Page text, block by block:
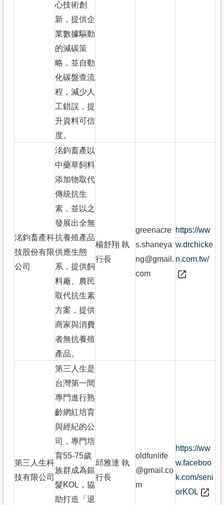
心技術創
新，提供企
業數據驅動
的減碳策
略，並自動
化碳盤查流
程，減少人
工錯誤，提
升資料可信
度。
洺鈞畜產科
技股份有限
公司
洺鈞畜產以
中藥草飼料
添加物取代
傳統抗生
素，並以之
發展出全無
抗養殖產品
供應生態
系，提供飼
料廠、農民
取代抗生素
方案，提供
商家與消費
者無抗養殖
產品。
楊舒翔 執
行長
greenacre
s.shaneya
ng@gmail.
com
https://ww
w.drchicke
n.com.tw/
第三人生科
技有限公司
第三人生是
台灣第一間
專門進行熟
齡網紅培育
與經紀的公
司，專門培
育55-75歲
族群成為銀
髮KOL，協
助打造「退
邱雅達 執
行長
oldfunlife
@gmail.co
m
https://ww
w.faceboo
k.com/seni
orKOL